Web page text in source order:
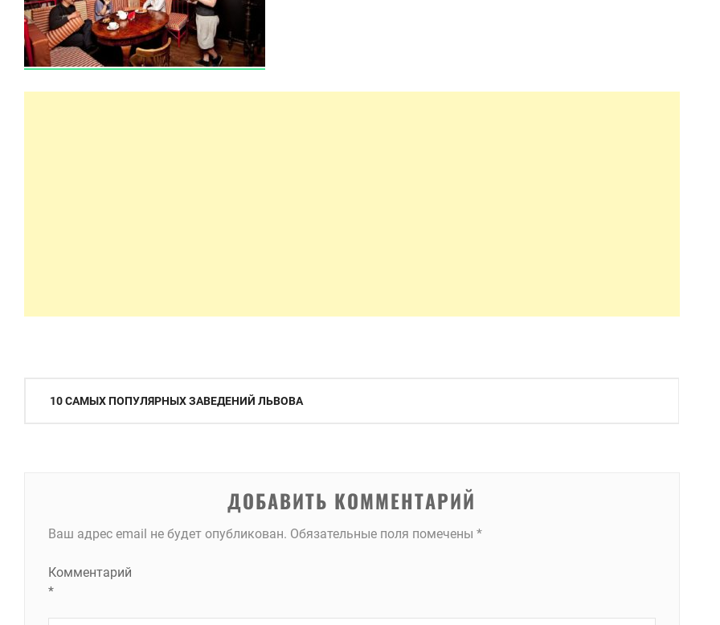
Навигация
10 САМЫХ ПОПУЛЯРНЫХ ЗАВЕДЕНИЙ ЛЬВОВА
ДОБАВИТЬ КОММЕНТАРИЙ
Ваш адрес email не будет опубликован. Обязательные поля помечены *
Комментарий
*